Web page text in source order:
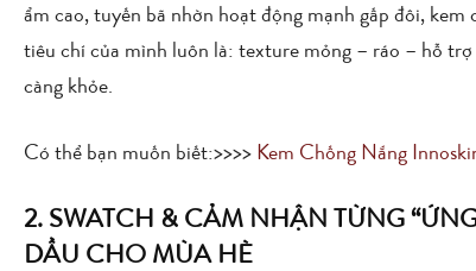
ẩm cao, tuyến bã nhờn hoạt động mạnh gấp đôi, kem
tiêu chí của mình luôn là: texture mỏng – ráo – hỗ
càng khỏe.
Có thể bạn muốn biết:>>>> Kem Chống Nắng
2. SWATCH & CẢM NHẬN TỪNG
DẦU CHO MÙA HÈ